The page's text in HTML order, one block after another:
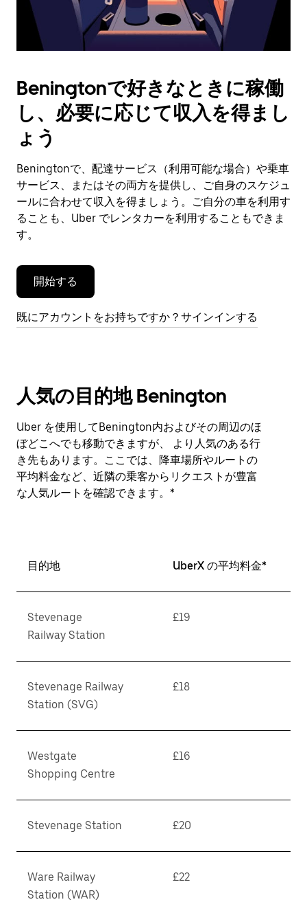
す。
ン
で
カ
ン
ー
を
閉
じ
ま
す。
Beningtonで好きなときに稼働
し、必要に応じて収入を得まし
ょう
Beningtonで、配達サービス（利用可能な場合）や乗車
サービス、またはその両方を提供し、ご自身のスケジュ
ールに合わせて収入を得ましょう。ご自分の車を利用す
ることも、Uber でレンタカーを利用することもできま
す。
開始する
既にアカウントをお持ちですか？サインインする
人気の目的地 Benington
Uber を使用してBenington内およびその周辺のほ
ぼどこへでも移動できますが、 より人気のある行
き先もあります。ここでは、降車場所やルートの
平均料金など、近隣の乗客からリクエストが豊富
な人気ルートを確認できます。*
目的地 UberX の平均料金*
Stevenage
Railway Station
£19
Stevenage Railway
Station (SVG)
£18
Westgate
Shopping Centre
£16
Stevenage Station £20
Ware Railway
Station (WAR)
£22